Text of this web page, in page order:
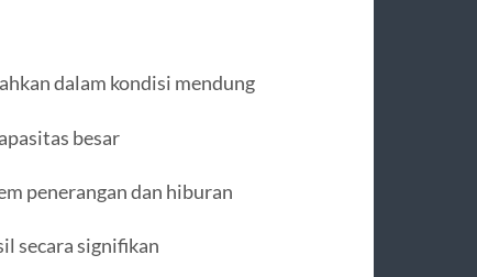
dalam kondisi mendung
besar
penerangan dan hiburan
secara signifikan